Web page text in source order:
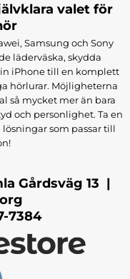
valet för
Samsung och Sony
läderväska, skydda
iPhone till en komplett
hörlurar. Möjligheterna
så mycket mer än bara
och personlighet. Ta en
som passar till
Gårdsväg 13 |
7384